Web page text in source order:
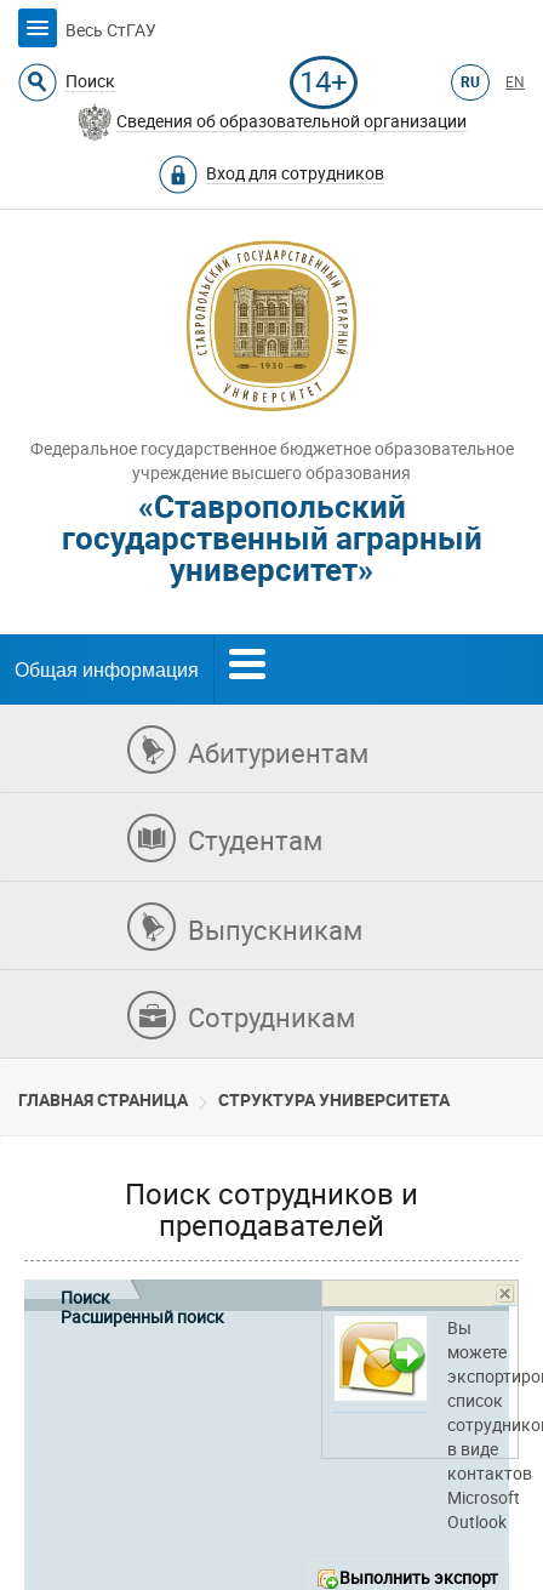
Весь СтГАУ
Поиск 14+ RU EN
Сведения об образовательной организации
Вход для сотрудников
Федеральное государственное бюджетное образовательное
учреждение высшего образования
«Ставропольский
государственный аграрный
университет»
Общая информация
Абитуриентам
Студентам
Выпускникам
Сотрудникам
ГЛАВНАЯ СТРАНИЦА CТРУКТУРА УНИВЕРСИТЕТА
Поиск сотрудников и
преподавателей
Вы
можете
список
в виде
контактов
Microsoft
Outlook
Выполнить экспорт
Поиск
Расширенный поиск